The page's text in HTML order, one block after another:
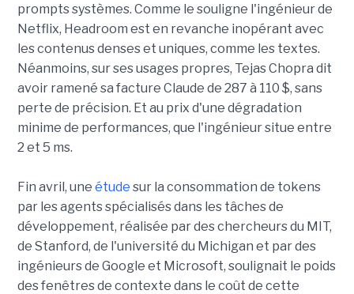
prompts systèmes. Comme le souligne l'ingénieur de
Netflix, Headroom est en revanche inopérant avec
les contenus denses et uniques, comme les textes.
Néanmoins, sur ses usages propres, Tejas Chopra dit
avoir ramené sa facture Claude de 287 à 110 $, sans
perte de précision. Et au prix d'une dégradation
minime de performances, que l'ingénieur situe entre
2 et 5 ms.
Fin avril, une étude sur la consommation de tokens
par les agents spécialisés dans les tâches de
développement, réalisée par des chercheurs du MIT,
de Stanford, de l'université du Michigan et par des
ingénieurs de Google et Microsoft, soulignait le poids
des fenêtres de contexte dans le coût de cette